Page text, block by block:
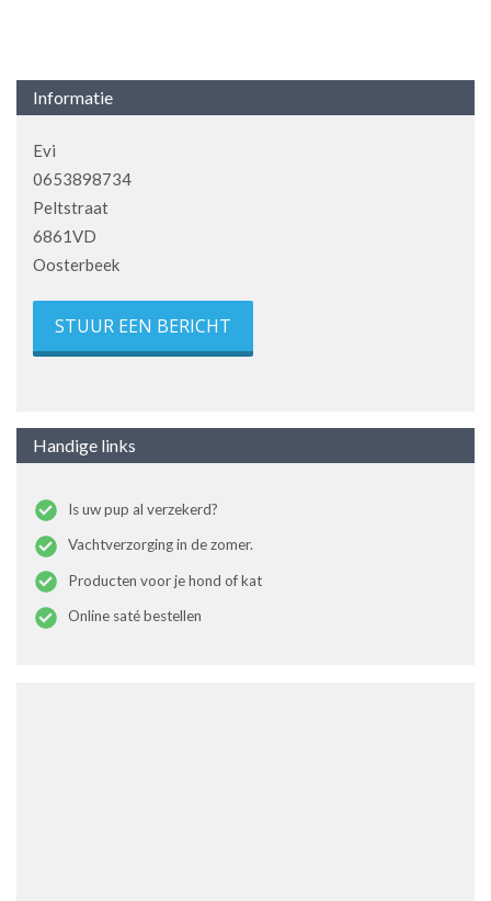
Informatie
Evi
0653898734
Peltstraat
6861VD
Oosterbeek
STUUR EEN BERICHT
Handige links
Is uw pup al verzekerd?
Vachtverzorging in de zomer.
Producten voor je hond of kat
Online saté bestellen